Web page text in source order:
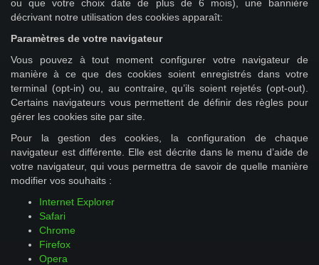
ou que votre choix date de plus de 6 mois), une bannière
décrivant notre utilisation des cookies apparaît:
Paramètres de votre navigateur
Vous pouvez à tout moment configurer votre navigateur de
manière à ce que des cookies soient enregistrés dans votre
terminal (opt-in) ou, au contraire, qu’ils soient rejetés (opt-out).
Certains navigateurs vous permettent de définir des règles pour
gérer les cookies site par site.
Pour la gestion des cookies, la configuration de chaque
navigateur est différente. Elle est décrite dans le menu d’aide de
votre navigateur, qui vous permettra de savoir de quelle manière
modifier vos souhaits :
Internet Explorer
Safari
Chrome
Firefox
Opera